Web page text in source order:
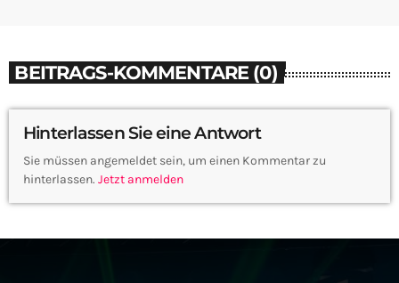
BEITRAGS-KOMMENTARE (0)
Hinterlassen Sie eine Antwort
Sie müssen angemeldet sein, um einen Kommentar zu
hinterlassen. Jetzt anmelden